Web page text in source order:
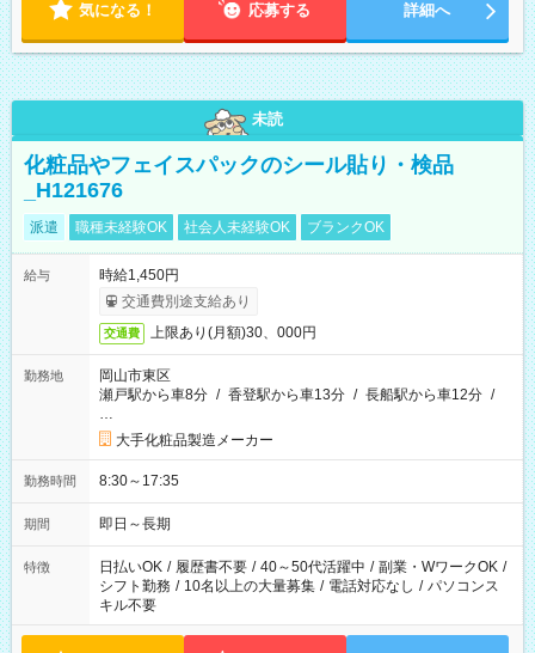
気になる！ 応募する 詳細へ
未読
化粧品やフェイスパックのシール貼り・検品
_H121676
派遣 職種未経験OK 社会人未経験OK ブランクOK
給与
時給1,450円
交通費別途支給あり
交通費 上限あり(月額)30、000円
勤務地
岡山市東区
瀬戸駅から車8分 / 香登駅から車13分 / 長船駅から車12分 /
…
大手化粧品製造メーカー
勤務時間 8:30～17:35
期間 即日～長期
特徴 日払いOK / 履歴書不要 / 40～50代活躍中 / 副業・WワークOK /
シフト勤務 / 10名以上の大量募集 / 電話対応なし / パソコンス
キル不要